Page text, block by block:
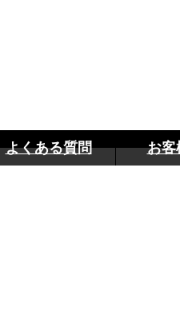
よくある質問 お客